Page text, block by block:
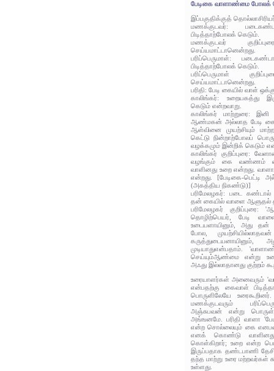
பேடிகை வாளாண்மை போலக்
இப்பகுதிக்குத்
மணக்குடவர்:
பிடித்தாற்போலக் கெடும்.
மணக்குடவர்
செய்யமாட்டானென்றது.
பரிப்பெருமாள்:
பிடித்தாற்போலக் கெடும்.
பரிப்பெருமாள்
செய்யமாட்டானென்றது.
பரிதி: பேடி கையில் வாள்
காலிங்கர்: உறையகத்து
கெடும் என்றவாறு.
காலிங்கர் மாற்றுரை:
ஆண்மகன் அல்லாத பேடி
ஆள்வினை முயற்சியும்
கெட்டு நின்றாற்போலப்
வழக்கமும் இன்றிக் கெடும்
காலிங்கர் குறிப்புரை:
வழங்கும் கை வண்ணம்
வாளினது உறை என்றது.
என்றது. [பேடிகை-பெட்டி
(அகத்திய நிகண்டு)]
பரிமேலழகர்: படை
தன் கையில் வாளை
பரிமேலழகர்
தொழிற்பெயர், பேடி
உடையளாயினும், அது தன்
போல,
முடியாதுஎன்பதாம்.
செய்யும்ஆண்மை என்று
அஃது இல்லாதானது குற்றம்
உரையாளர்கள் அனைவரும்
என்பதற்கு கைவாள்
பொருளிலேயே
மணக்குடவரும்
அஞ்சுபவன் என்று பொருள்
அங்ஙனமே. பரிதி வாளா
என்ற சொல்லையும் கை
எனக் கொண்டு
கொள்கிறார்; உறை என்ற
இருப்பதாக தண்டபாணி
தந்த மாற்று உரை மற்றவர்கள்
உள்ளது.